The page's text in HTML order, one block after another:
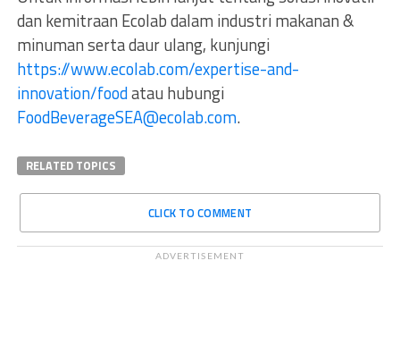
dan kemitraan Ecolab dalam industri makanan &
minuman serta daur ulang, kunjungi
https://www.ecolab.com/expertise-and-
innovation/foodatau hubungi
FoodBeverageSEA@ecolab.com.
RELATED TOPICS
CLICK TO COMMENT
ADVERTISEMENT